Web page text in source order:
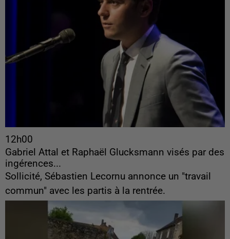
12h00
Gabriel Attal et Raphaël Glucksmann visés par des
ingérences...
Sollicité, Sébastien Lecornu annonce un "travail
commun" avec les partis à la rentrée.